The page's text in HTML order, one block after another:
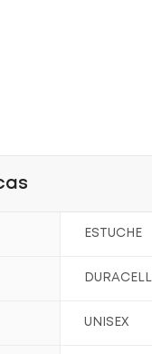
ESTUCHE
DURACELL
UNISEX